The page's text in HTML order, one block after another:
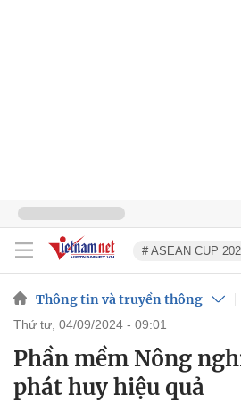
# ASEAN CUP
Thông tin và truyền thông
thứ tư, 04/09/2024 - 09:01
Phần mềm Nông
phát huy hiệu quả